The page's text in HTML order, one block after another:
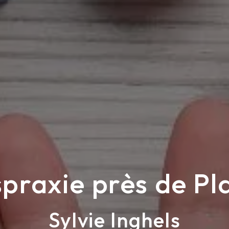
près de
Sylvie Inghels